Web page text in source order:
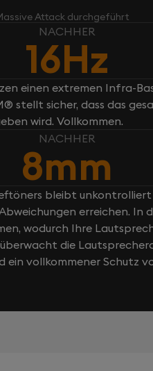
Attack durchgeführt
NACHHER
16Hz
einen extremen Infra-
stellt sicher, dass das
wird. Vollkommen.
NACHHER
8mm
bleibt
erreichen. In
wodurch Ihre
die
ein vollkommener Schutz